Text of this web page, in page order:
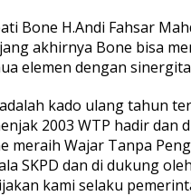
Bone H.Andi Fahsar
akhirnya Bone bisa
elemen dengan
kado ulang tahun
2003 WTP hadir dan
meraih Wajar Tanpa
SKPD dan di dukung
kami selaku